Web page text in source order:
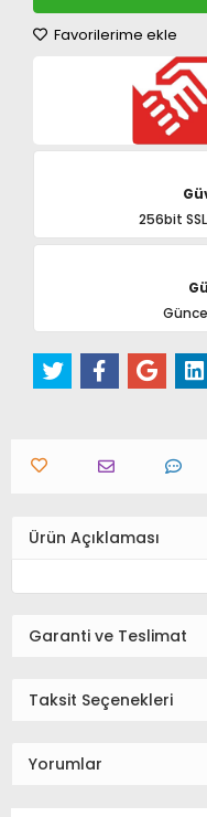
Favorilerime ekle
256bit
Ürün Açıklaması
Garanti ve Teslimat
Taksit Seçenekleri
Yorumlar